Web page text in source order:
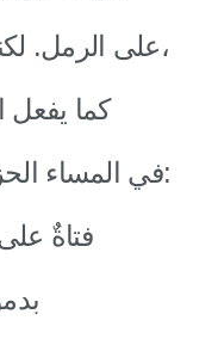
على الرمل. لكنني أستطيع زيارة أمس،
كما يفعل
في المساء الحزين الى الشاعر الرعويّ:
“فتاةٌ